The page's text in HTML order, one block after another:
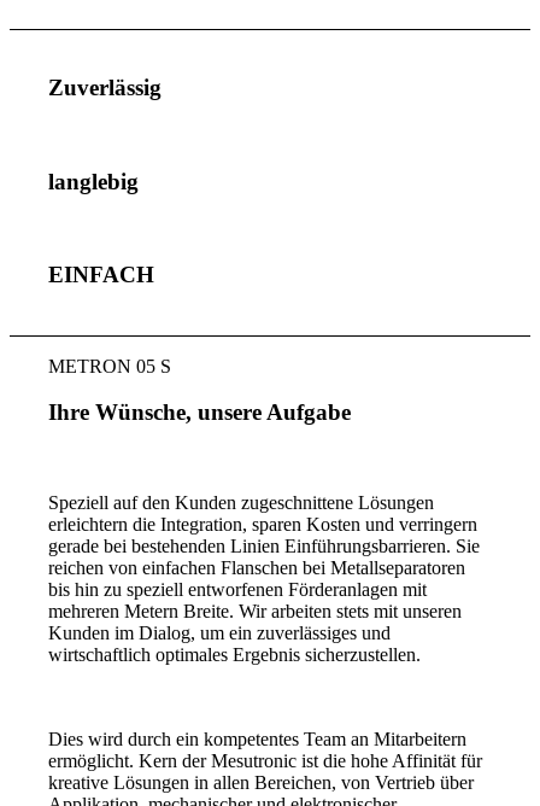
Zuverlässig
langlebig
EINFACH
METRON 05 S
Ihre Wünsche, unsere Aufgabe
Speziell auf den Kunden zugeschnittene Lösungen
erleichtern die Integration, sparen Kosten und verringern
gerade bei bestehenden Linien Einführungsbarrieren. Sie
reichen von einfachen Flanschen bei Metallseparatoren
bis hin zu speziell entworfenen Förderanlagen mit
mehreren Metern Breite. Wir arbeiten stets mit unseren
Kunden im Dialog, um ein zuverlässiges und
wirtschaftlich optimales Ergebnis sicherzustellen.
Dies wird durch ein kompetentes Team an Mitarbeitern
ermöglicht. Kern der Mesutronic ist die hohe Affinität für
kreative Lösungen in allen Bereichen, von Vertrieb über